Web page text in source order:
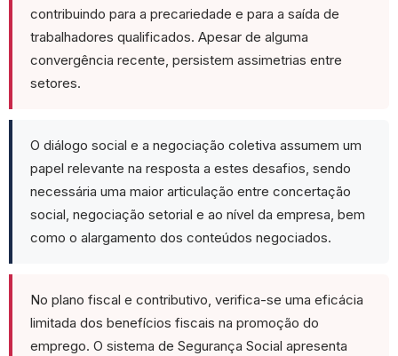
Produtividade aparente do trabalho (2023) e contributo para
Fonte: Por sector de atividade económica, Portugal (€ e %)
contribuindo para a precariedade e para a saída de
trabalhadores qualificados. Apesar de alguma
convergência recente, persistem assimetrias entre
setores.
O diálogo social e a negociação coletiva assumem um
papel relevante na resposta a estes desafios, sendo
necessária uma maior articulação entre concertação
social, negociação setorial e ao nível da empresa, bem
como o alargamento dos conteúdos negociados.
No plano fiscal e contributivo, verifica-se uma eficácia
limitada dos benefícios fiscais na promoção do
emprego. O sistema de Segurança Social apresenta